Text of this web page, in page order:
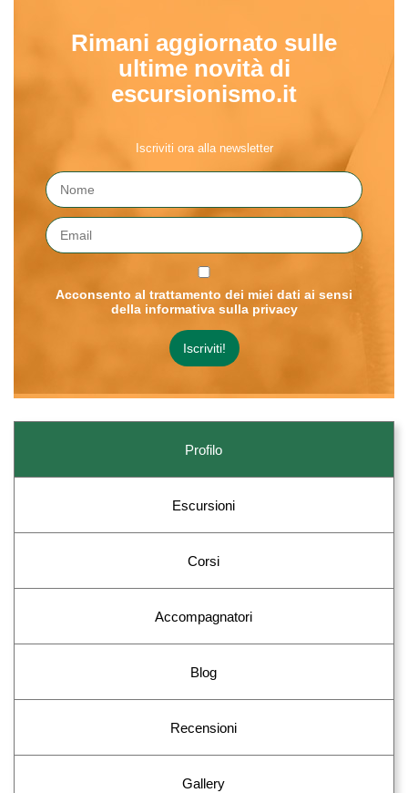
Rimani aggiornato sulle
ultime novità di
escursionismo.it
Iscriviti ora alla newsletter
Acconsento al trattamento dei miei dati ai sensi
della informativa sulla privacy
Profilo
Escursioni
Corsi
Accompagnatori
Blog
Recensioni
Gallery